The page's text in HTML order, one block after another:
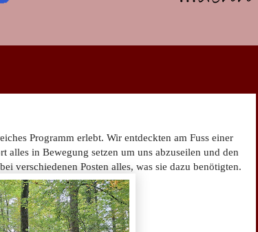
Programm erlebt. Wir entdeckten am Fuss einer
alles in Bewegung setzen um uns abzuseilen und den
verschiedenen Posten alles, was sie dazu benötigten.